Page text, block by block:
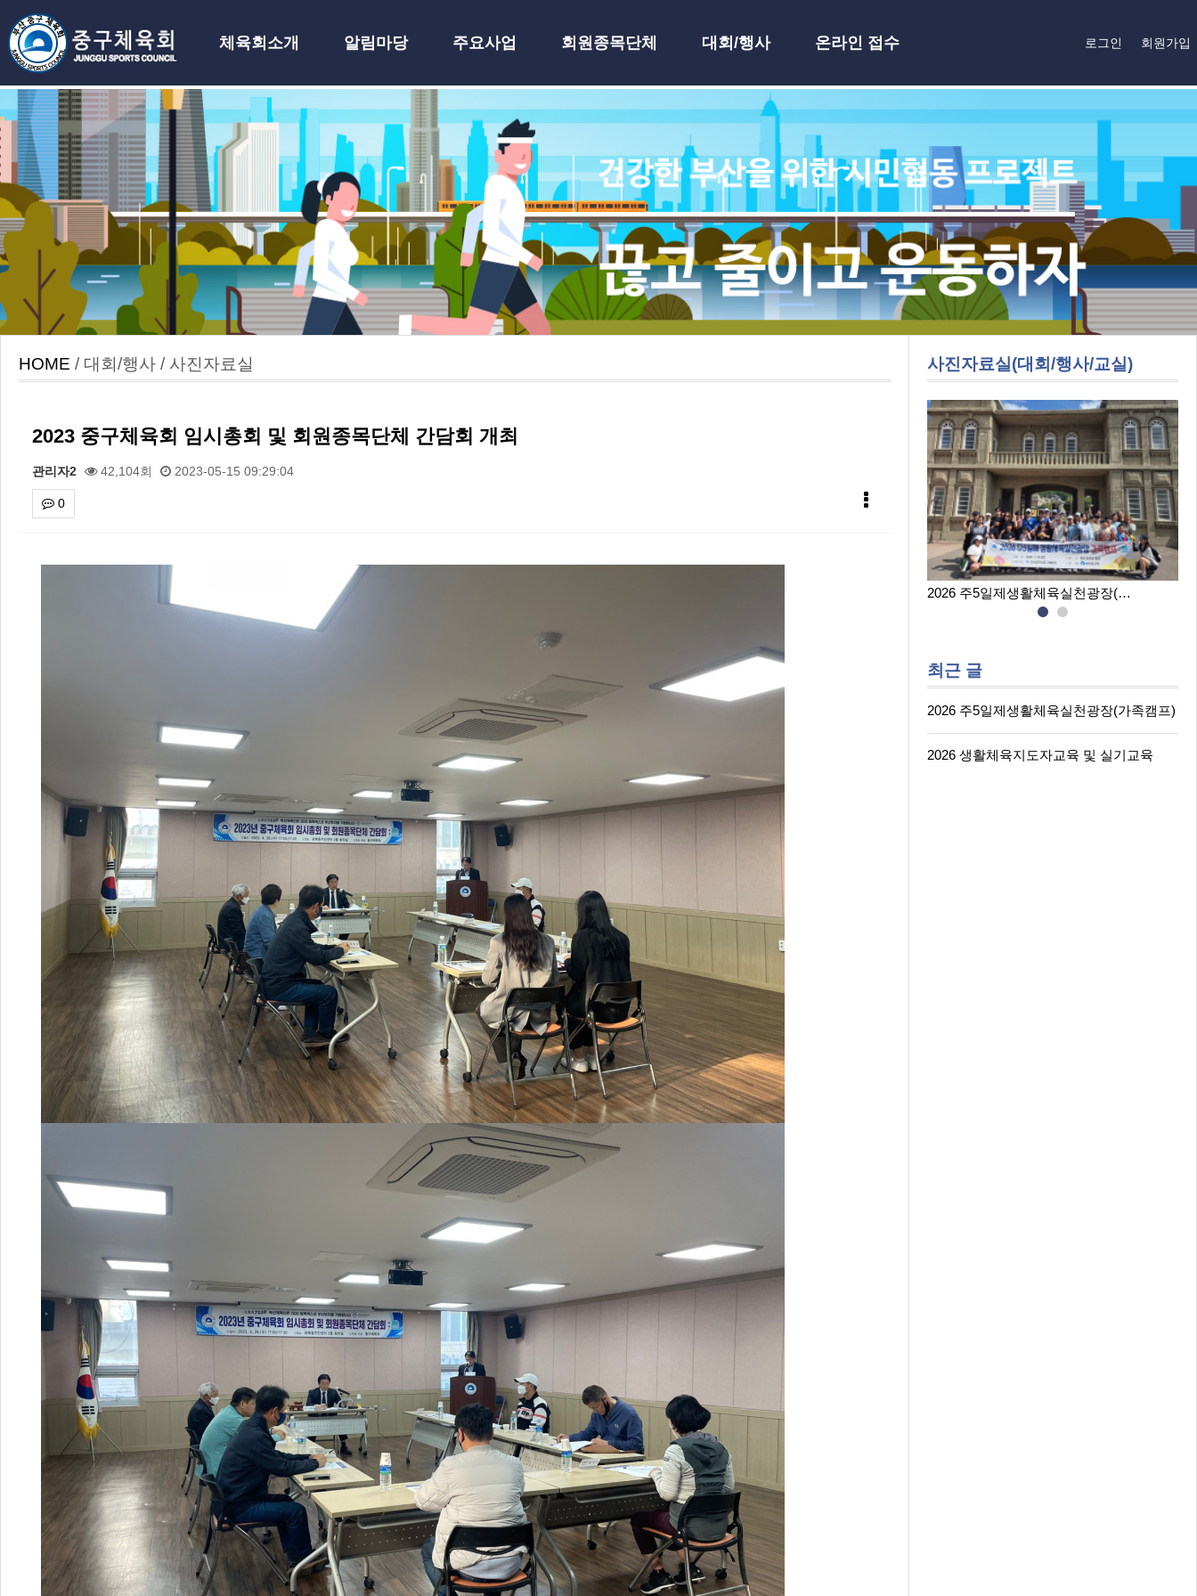
체육회소개 알림마당 주요사업 회원종목단체 대회/행사
온라인 접수
하위분류
로그인 회원가입
HOME / 대회/행사 / 사진자료실
2023 중구체육회 임시총회 및 회원종목단체 간담회 개최
관리자2 42,104회 2023-05-15 09:29:04
0
사진자료실(대회/행사/교실)
2026 주5일제생활체육실천광장(… 2026 생활체육지도자교육 및 실…
최근 글
2026 주5일제생활체육실천광장(가족캠프)
2026 생활체육지도자교육 및 실기교육